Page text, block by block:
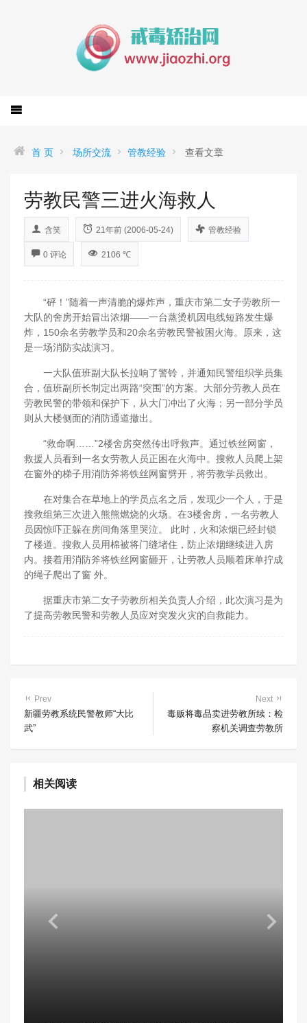
首 页 场所交流 管教经验 查看文章
劳教民警三进火海救人
含笑 21年前 (2006-05-24) 管教经验
0 评论 2106 ℃
“砰！”随着一声清脆的爆炸声，重庆市第二女子劳教所一
大队的舍房开始冒出浓烟——一台蒸烫机因电线短路发生爆
炸，150余名劳教学员和20余名劳教民警被困火海。原来，这
是一场消防实战演习。
一大队值班副大队长拉响了警铃，并通知民警组织学员集
合，值班副所长制定出两路“突围”的方案。大部分劳教人员在
劳教民警的带领和保护下，从大门冲出了火海；另一部分学员
则从大楼侧面的消防通道撤出。
“救命啊……”2楼舍房突然传出呼救声。通过铁丝网窗，
救援人员看到一名女劳教人员正困在火海中。搜救人员爬上架
在窗外的梯子用消防斧将铁丝网窗劈开，将劳教学员救出。
在对集合在草地上的学员点名之后，发现少一个人，于是
搜救组第三次进入熊熊燃烧的火场。在3楼舍房，一名劳教人
员因惊吓正躲在房间角落里哭泣。 此时，火和浓烟已经封锁
了楼道。搜救人员用棉被将门缝堵住，防止浓烟继续进入房
内。接着用消防斧将铁丝网窗砸开，让劳教人员顺着床单拧成
的绳子爬出了窗 外。
据重庆市第二女子劳教所相关负责人介绍，此次演习是为
了提高劳教民警和劳教人员应对突发火灾的自救能力。
Prev
新疆劳教系统民警教师“大比
武”
Next
毒贩将毒品卖进劳教所续：检
察机关调查劳教所
相关阅读